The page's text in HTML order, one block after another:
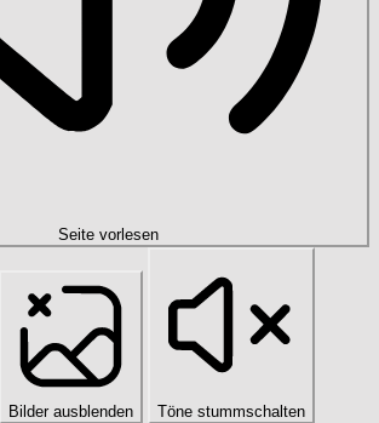
Seite vorlesen
Bilder ausblenden Töne stummschalten